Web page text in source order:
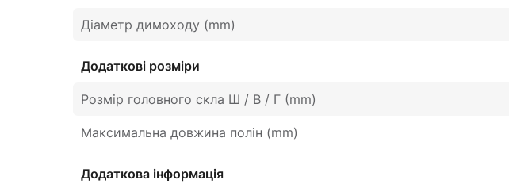
Діаметр димоходу (mm)
Додаткові розміри
Розмір головного скла Ш / В / Г (mm)
Максимальна довжина полін (mm)
Додаткова інформація